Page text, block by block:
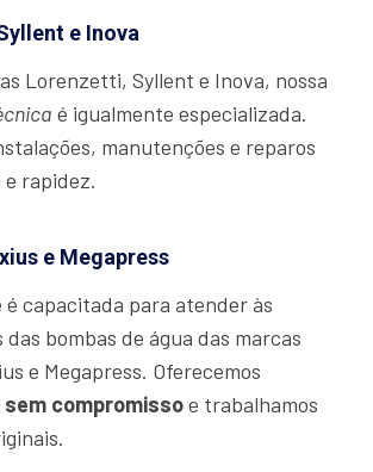
e Inova
Lorenzetti, Syllent e Inova, nossa
é igualmente especializada.
manutenções e reparos
rapidez.
e Megapress
é capacitada para atender às
das bombas de água das marcas
e Megapress. Oferecemos
compromissoe trabalhamos